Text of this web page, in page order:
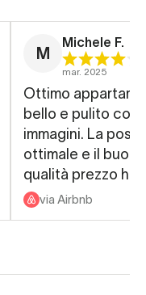
M
Michele F.
mar. 2025
Ottimo
bello e pulito
immagini. La
ottimale e il buon
qualità prezzo
la vacanza
via Airbnb